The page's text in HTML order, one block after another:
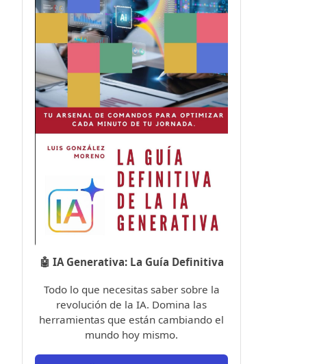
🤖 IA Generativa: La Guía Definitiva
Todo lo que necesitas saber sobre la
revolución de la IA. Domina las
herramientas que están cambiando el
mundo hoy mismo.